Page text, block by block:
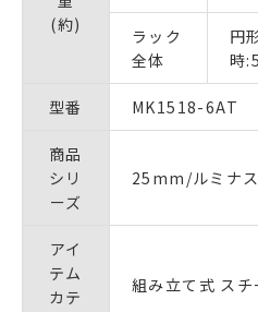
(約)
ラック
全体
円
時
型番 MK1518-6AT
商品
シリ
ーズ
25mm/ルミナ
アイ
テム
カテ
組み立て式 スチ